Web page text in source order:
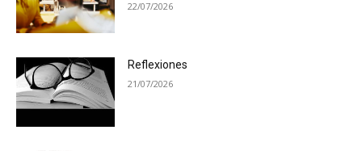
22/07/2026
Reflexiones
21/07/2026